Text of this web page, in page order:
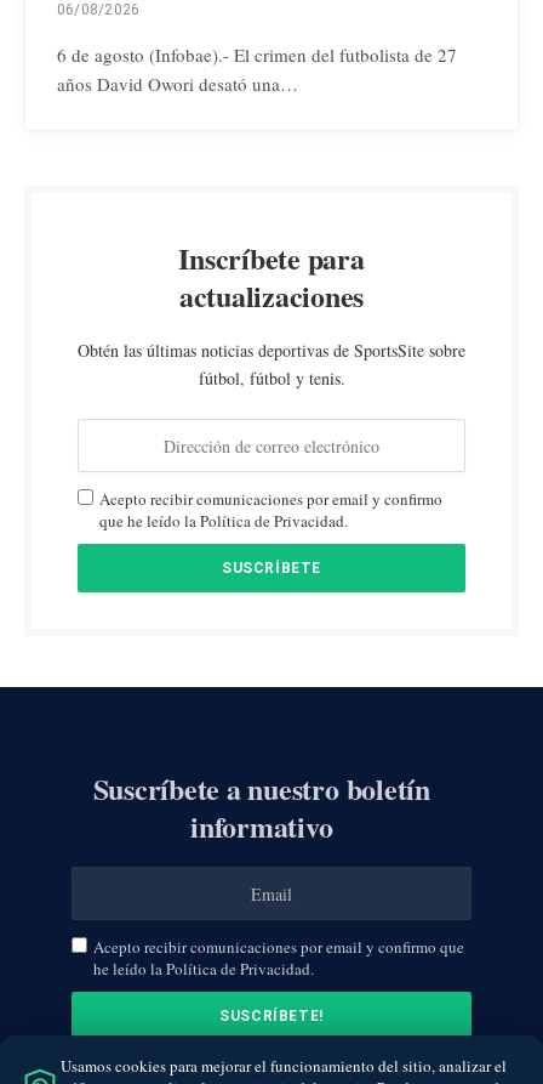
06/08/2026
6 de agosto (Infobae).- El crimen del futbolista de 27
años David Owori desató una…
Inscríbete para
actualizaciones
Obtén las últimas noticias deportivas de SportsSite sobre
fútbol, fútbol y tenis.
Acepto recibir comunicaciones por email y confirmo
que he leído la Política de Privacidad.
Suscríbete a nuestro boletín
informativo
Acepto recibir comunicaciones por email y confirmo que
he leído la Política de Privacidad.
Usamos cookies para mejorar el funcionamiento del sitio, analizar el